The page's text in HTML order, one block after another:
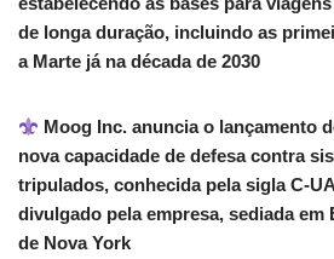
de longa duração, incluindo as
a Marte já na década de 2030
Moog Inc. anuncia o lançamento
nova capacidade de defesa contra
tripulados, conhecida pela sigla C-
divulgado pela empresa, sediada em
de Nova York